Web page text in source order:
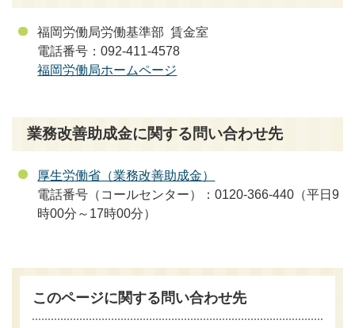
福岡労働局労働基準部 賃金室
電話番号：092-411-4578
福岡労働局ホームページ
業務改善助成金に関する問い合わせ先
厚生労働省（業務改善助成金）
電話番号（コールセンター）：0120-366-440（平日9
時00分～17時00分）
このページに関する問い合わせ先